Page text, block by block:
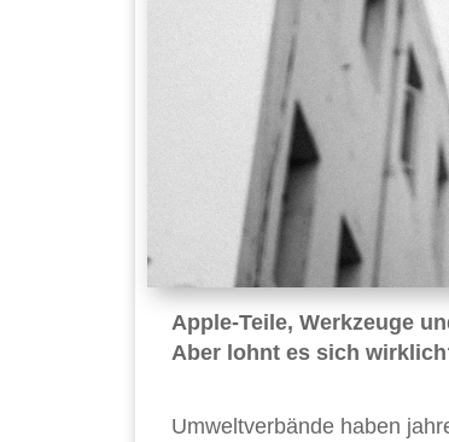
Apple-Teile, Werkzeuge
Aber lohnt es sich
Umweltverbände haben